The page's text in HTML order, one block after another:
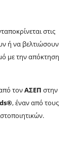
στις
ή να βελτιώσουν
με την απόκτηση
τονΑΣΕΠ στην
, έναν από τους